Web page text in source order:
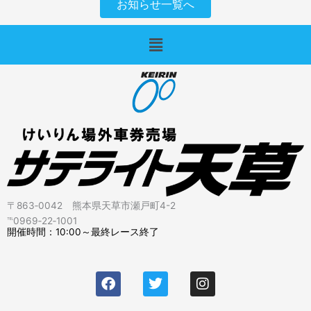
お知らせ一覧へ
メ
ニ
ュ
ー
〒863‐0042 熊本県天草市瀬戸町4-2
℡0969‐22‐1001
開催時間：10:00～最終レース終了
a
c
e
w
i
t
n
s
t